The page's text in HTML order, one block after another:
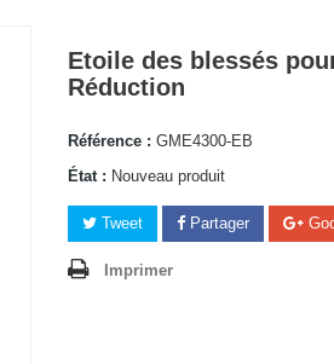
Etoile des blessés
Réduction
Référence : GME4300-EB
État : Nouveau produit
Tweet Partager
Imprimer